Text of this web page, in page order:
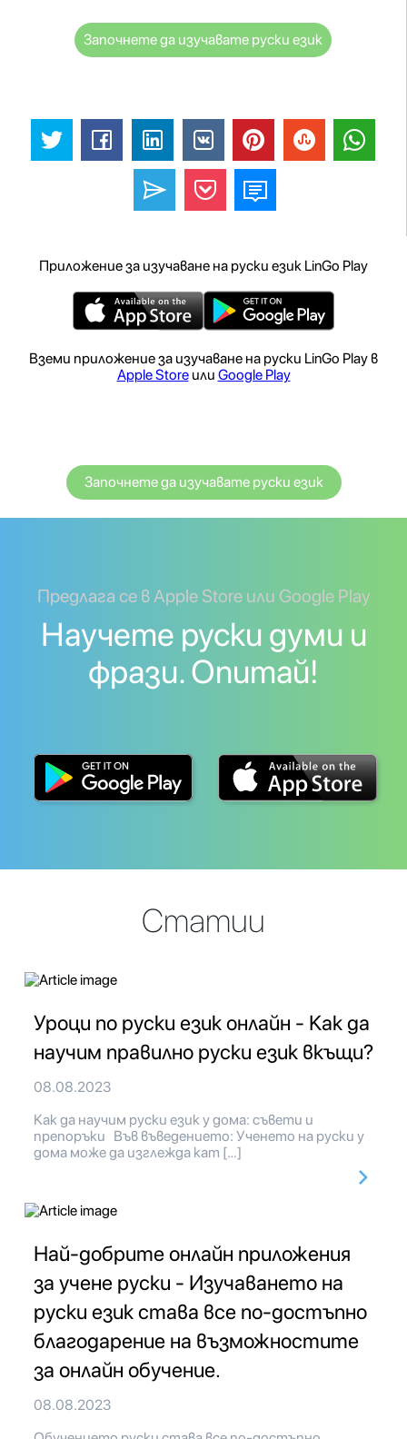
Започнете да изучавате руски език
Приложение за изучаване на руски език LinGo Play
Вземи приложение за изучаване на руски LinGo Play в
Apple Storeили Google Play
Започнете да изучавате руски език
Предлага се в Apple Store или Google Play
Научете руски думи и
фрази. Опитай!
Статии
Уроци по руски език онлайн - Как да
научим правилно руски език вкъщи?
08.08.2023
Как да научим руски език у дома: съвети и
препоръки Във въведението: Ученето на руски у
дома може да изглежда кат […]
Най-добрите онлайн приложения
за учене руски - Изучаването на
руски език става все по-достъпно
благодарение на възможностите
за онлайн обучение.
08.08.2023